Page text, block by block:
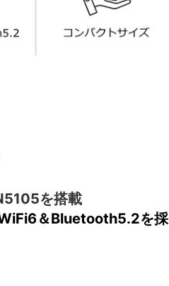
を搭載
＆Bluetooth5.2を採